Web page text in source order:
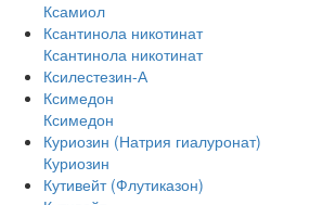
Ксамиол
Ксантинола никотинат
Ксантинола никотинат
Ксилестезин-А
Ксимедон
Ксимедон
Куриозин (Натрия гиалуронат)
Куриозин
Кутивейт (Флутиказон)